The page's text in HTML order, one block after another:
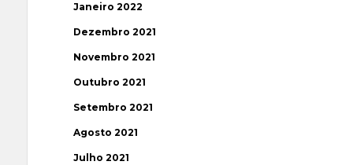
Janeiro 2022
Dezembro 2021
Novembro 2021
Outubro 2021
Setembro 2021
Agosto 2021
Julho 2021